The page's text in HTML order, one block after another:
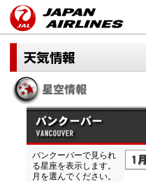
バンクーバーで見られ
る星座を表示します。
月を選んでください。